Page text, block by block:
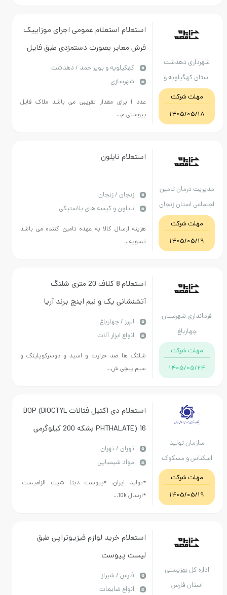
دهدشت
و
استعلام استعلام عمومی اجرای موزاییک
فرش معابر بصورت دستمزدی طبق فایل
پیوستیكهكيلويه و بويراحمد / دهدشت
شهرسازی
عدد ا برای مقدار تقریبی می باشد ملاک فایل
پیوستی م...
تامین
زنجان
استعلام نایلون
زنجان / زنجان
نایلون و کیسه های پلاستیکی
هزینه ارسال کالا به عهده تامین کننده می باشد
تسویه...
شهرستان
استعلام 8 کلاف 20 متری شلنگ
آتشنشانی یک و نیم اینچ برند آریا
کوپلینگ 8 کلاف 20 متری شلنگ
آتشنشانی دو نیم اینچ برند آریا کوپلینگ
ضد اسید مطابق فایل پیوست
البرز / چهارباغ
انواع ابزار آلات
شلنگ ها ضد حرارت و اسید و دوسرکوپلینگ و
سیم پیچی ش...
و مسکوک
مرکزی
استعلام دی اکتیل فتالات DOP (DIOCTYL
PHTHALATE) 16 بشکه 200 کیلوگرمی
تهران / تهران
مواد شیمیایی
*تولید ایران. *پیوست دیتا شیت الزامیست.
*ارسال 10k...
بهزیستی
استعلام خرید لوازم فیزیوتراپی طبق
لیست پیوست
فارس / شیراز
انواع ضایعات